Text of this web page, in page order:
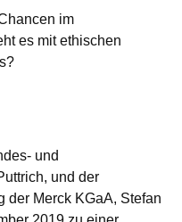
im
es mit ethischen
und
und der
der Merck KGaA, Stefan